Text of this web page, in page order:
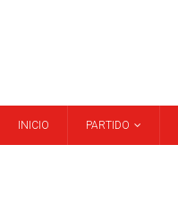
INICIO PARTIDO